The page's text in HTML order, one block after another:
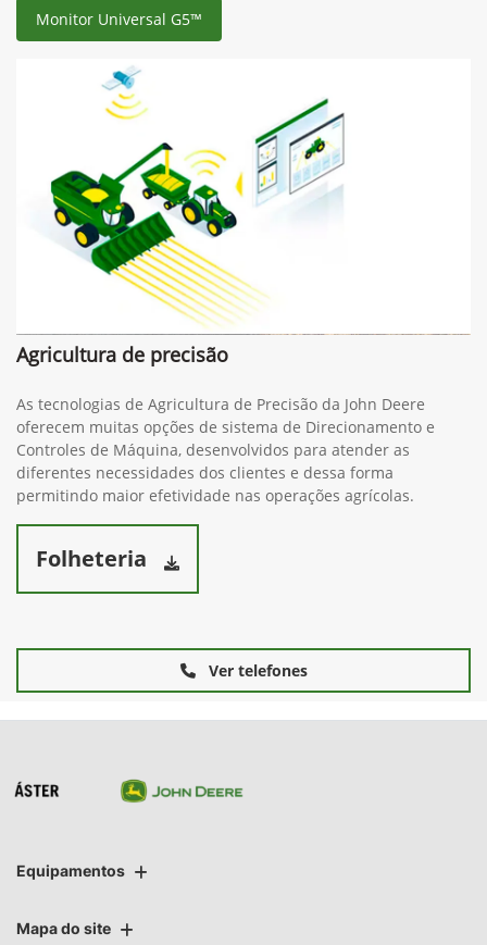
Monitor Universal G5™
Agricultura de precisão
As tecnologias de Agricultura de Precisão da John Deere
oferecem muitas opções de sistema de Direcionamento e
Controles de Máquina, desenvolvidos para atender as
diferentes necessidades dos clientes e dessa forma
permitindo maior efetividade nas operações agrícolas.
Folheteria
Ver telefones
Equipamentos
Mapa do site